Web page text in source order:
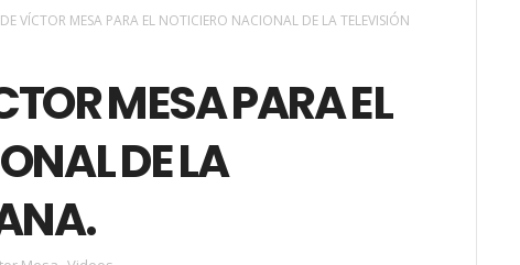
VÍCTOR MESA PARA EL NOTICIERO NACIONAL DE LA TELEVISIÓN
MESA PARA EL
DE LA